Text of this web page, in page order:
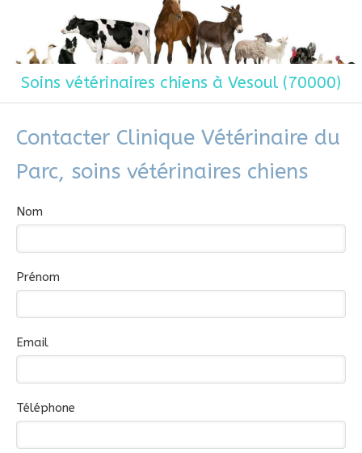
Soins vétérinaires chiens à Vesoul (70000)
Contacter Clinique Vétérinaire du
Parc, soins vétérinaires chiens
Nom
Prénom
Email
Téléphone